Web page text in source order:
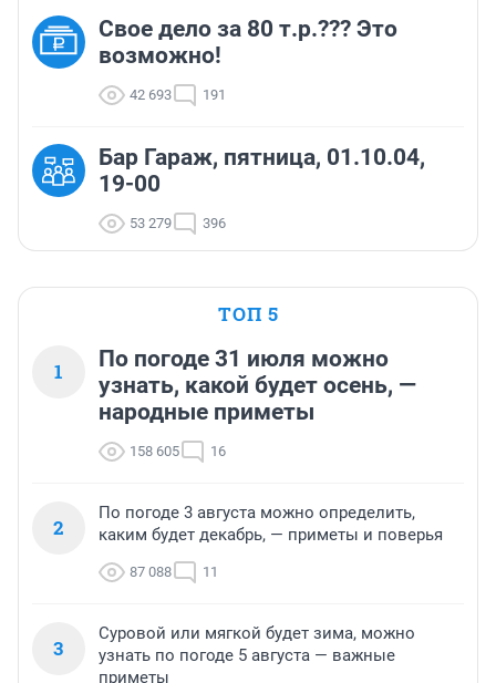
Свое дело за 80 т.р.??? Это
возможно!
42 693 191
Бар Гараж, пятница, 01.10.04,
19-00
53 279 396
ТОП 5
1
По погоде 31 июля можно
узнать, какой будет осень, —
народные приметы
158 605 16
2
По погоде 3 августа можно определить,
каким будет декабрь, — приметы и поверья
87 088 11
3
Суровой или мягкой будет зима, можно
узнать по погоде 5 августа — важные
приметы